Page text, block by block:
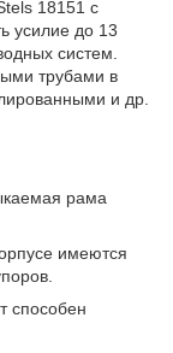
18151 с
усилие до 13
систем.
трубами в
и др.
рама
имеются
способен